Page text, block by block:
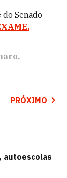
do Senado
PRÓXIMO
autoescolas